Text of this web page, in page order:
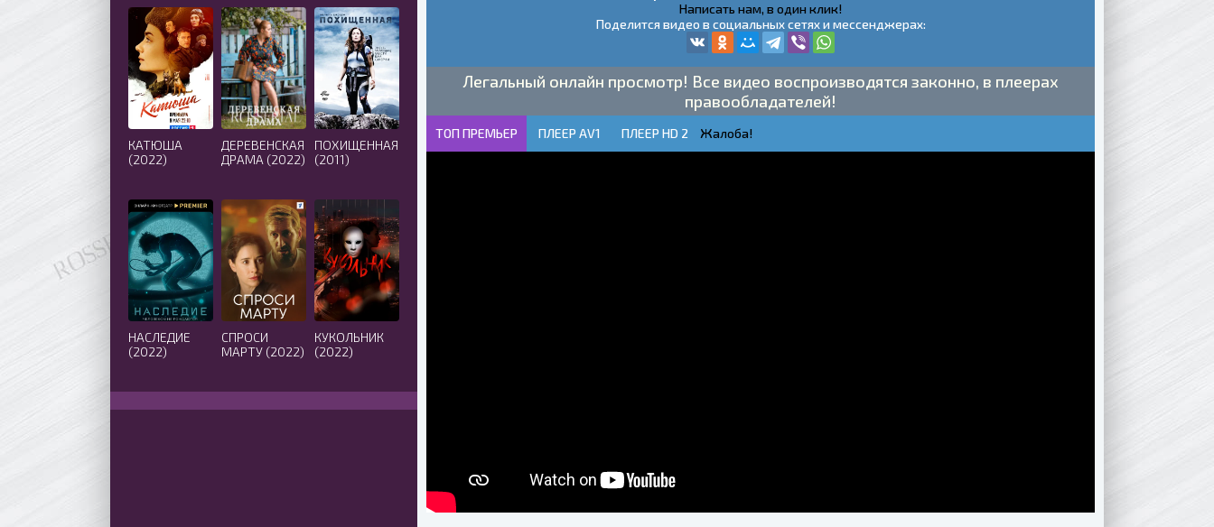
Написать нам, в один клик!
Поделится видео в социальных сетях и мессенджерах:
Легальный онлайн просмотр! Все видео воспроизводятся законно, в плеерах
правообладателей!
ТОП ПРЕМЬЕР ПЛЕЕР AV1 ПЛЕЕР HD 2 Жалоба!
КАТЮША
(2022)
ДЕРЕВЕНСКАЯ
ДРАМА (2022)
ПОХИЩЕННАЯ
(2011)
НАСЛЕДИЕ
(2022)
СПРОСИ
МАРТУ (2022)
КУКОЛЬНИК
(2022)